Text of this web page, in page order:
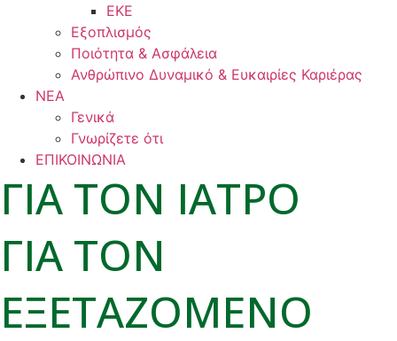
ΕΚΕ
Εξοπλισμός
Ποιότητα & Ασφάλεια
Ανθρώπινο Δυναμικό & Ευκαιρίες Καριέρας
ΝΕΑ
Γενικά
Γνωρίζετε ότι
ΕΠΙΚΟΙΝΩΝΙΑ
ΓΙΑ ΤΟΝ ΙΑΤΡΟ
ΓΙΑ ΤΟΝ
ΕΞΕΤΑΖΟΜΕΝΟ